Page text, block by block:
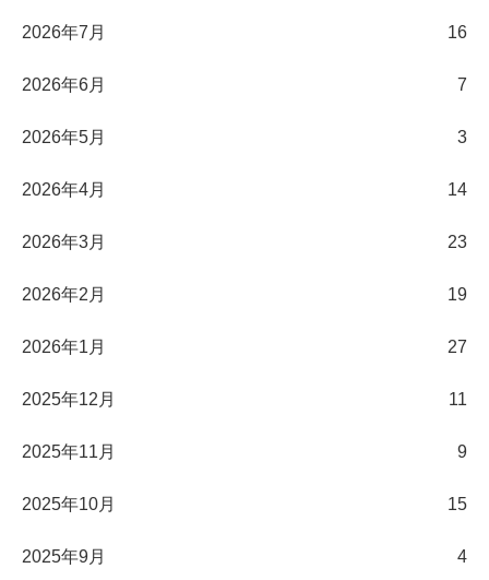
2026年7月 16
2026年6月 7
2026年5月 3
2026年4月 14
2026年3月 23
2026年2月 19
2026年1月 27
2025年12月 11
2025年11月 9
2025年10月 15
2025年9月 4